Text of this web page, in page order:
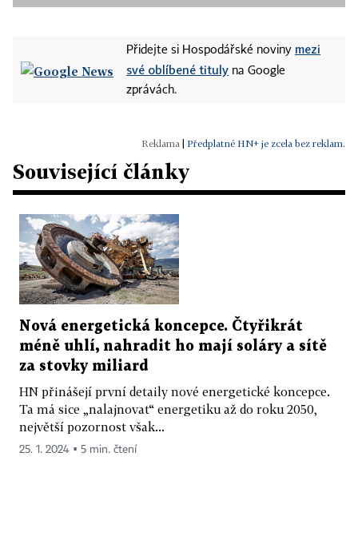
Přidejte si Hospodářské noviny mezi
své oblíbené tituly na Google
zprávách.
Předplatné HN+ je zcela bez reklam.
Související články
Nová energetická koncepce. Čtyřikrát
méně uhlí, nahradit ho mají soláry a sítě
za stovky miliard
HN přinášejí první detaily nové energetické koncepce.
Ta má sice „nalajnovat“ energetiku až do roku 2050,
největší pozornost však...
25. 1. 2024 ▪ 5 min. čtení